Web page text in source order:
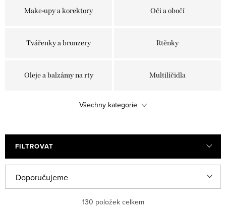
Make-upy a korektory Oči a obočí
Tvářenky a bronzery Rtěnky
Oleje a balzámy na rty Multilíčidla
Laky na nehty Štětce a příslušenství
Všechny kategorie
FILTROVAT
ý
a
Doporučujeme
130 položek celkem